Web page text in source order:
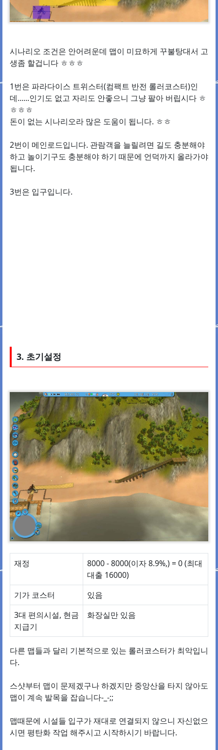
시나리오 조건은 안어려운데 맵이 미묘하게 꾸불탕대서 고
생좀 할겁니다 ㅎㅎㅎ
1번은 파라다이스 트위스터(컴팩트 반전 롤러코스터)인
데......인기도 없고 자리도 안좋으니 그냥 팔아 버립시다 ㅎ
ㅎㅎㅎ
돈이 없는 시나리오라 많은 도움이 됩니다. ㅎㅎ
2번이 메인로드입니다. 관람객을 늘릴려면 길도 충분해야
하고 놀이기구도 충분해야 하기 때문에 언덕까지 올라가야
됩니다.
3번은 입구입니다.
3. 초기설정
재정
8000 - 8000(이자 8.9%,) = 0 (최대
대출 16000)
기가 코스터
있음
3대 편의시설, 현금
지급기
화장실만 있음
다른 맵들과 달리 기본적으로 있는 롤러코스터가 최악입니
다.
스샷부터 맵이 문제겠구나 하겠지만 중앙산을 타지 않아도
맵이 계속 발목을 잡습니다-_-;;
맵때문에 시설들 입구가 재대로 연결되지 않으니 자신없으
시면 평탄화 작업 해주시고 시작하시기 바랍니다.